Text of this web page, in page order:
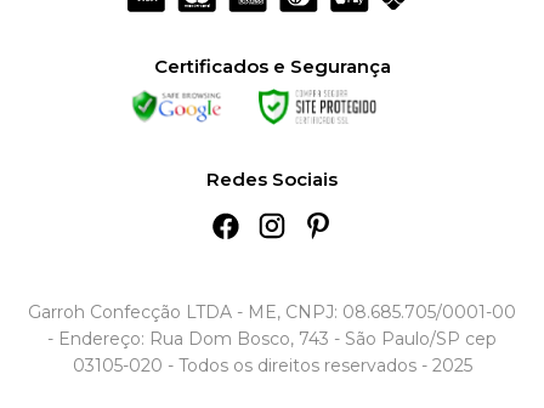
Certificados e Segurança
Redes Sociais
Garroh Confecção LTDA - ME, CNPJ: 08.685.705/0001-00
- Endereço: Rua Dom Bosco, 743 - São Paulo/SP cep
03105-020 - Todos os direitos reservados - 2025